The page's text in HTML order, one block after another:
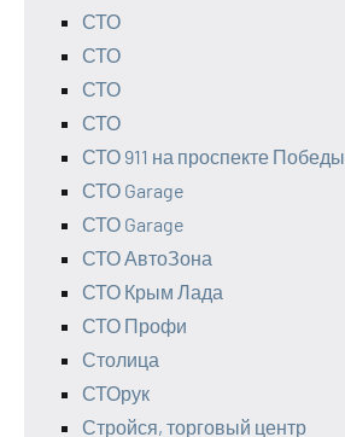
СТО
СТО
СТО
СТО
СТО 911 на проспекте Победы
СТО Garage
СТО Garage
СТО АвтоЗона
СТО Крым Лада
СТО Профи
Столица
СТОрук
Стройся, торговый центр